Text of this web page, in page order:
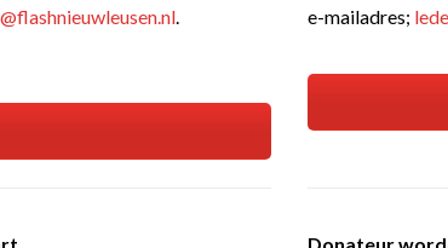
flashnieuwleusen.nl.
e-mailadres;